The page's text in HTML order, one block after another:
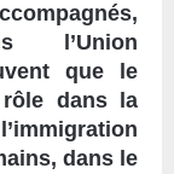
l’Union
que le
dans la
dans le